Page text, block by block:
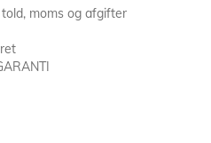
moms og afgifter